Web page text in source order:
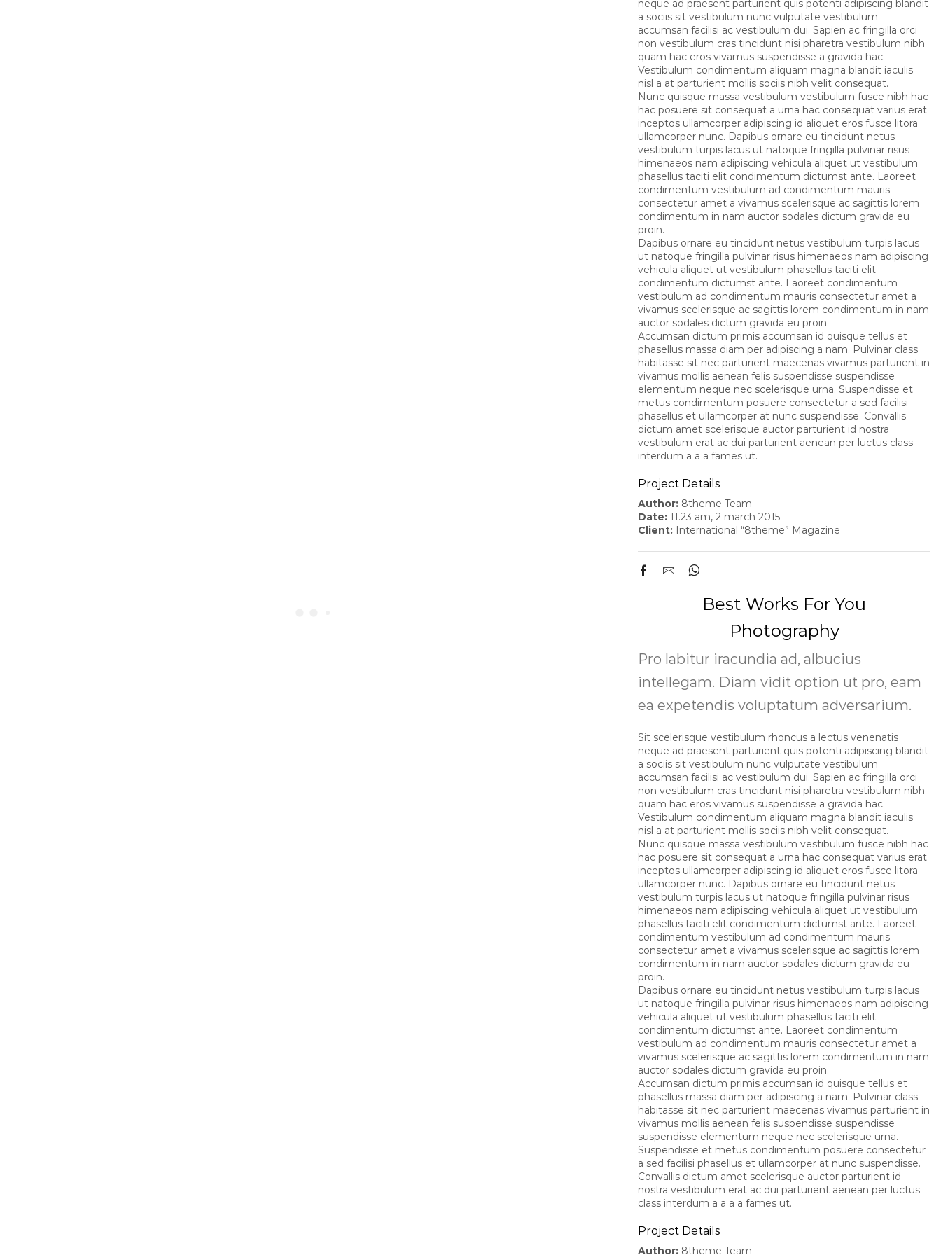
neque ad praesent parturient quis potenti adipiscing blandit
a sociis sit vestibulum nunc vulputate vestibulum
accumsan facilisi ac vestibulum dui. Sapien ac fringilla orci
non vestibulum cras tincidunt nisi pharetra vestibulum nibh
quam hac eros vivamus suspendisse a gravida hac.
Vestibulum condimentum aliquam magna blandit iaculis
nisl a at parturient mollis sociis nibh velit consequat.
Nunc quisque massa vestibulum vestibulum fusce nibh hac
hac posuere sit consequat a urna hac consequat varius erat
inceptos ullamcorper adipiscing id aliquet eros fusce litora
ullamcorper nunc. Dapibus ornare eu tincidunt netus
vestibulum turpis lacus ut natoque fringilla pulvinar risus
himenaeos nam adipiscing vehicula aliquet ut vestibulum
phasellus taciti elit condimentum dictumst ante. Laoreet
condimentum vestibulum ad condimentum mauris
consectetur amet a vivamus scelerisque ac sagittis lorem
condimentum in nam auctor sodales dictum gravida eu
proin.
Dapibus ornare eu tincidunt netus vestibulum turpis lacus
ut natoque fringilla pulvinar risus himenaeos nam adipiscing
vehicula aliquet ut vestibulum phasellus taciti elit
condimentum dictumst ante. Laoreet condimentum
vestibulum ad condimentum mauris consectetur amet a
vivamus scelerisque ac sagittis lorem condimentum in nam
auctor sodales dictum gravida eu proin.
Accumsan dictum primis accumsan id quisque tellus et
phasellus massa diam per adipiscing a nam. Pulvinar class
habitasse sit nec parturient maecenas vivamus parturient in
vivamus mollis aenean felis suspendisse suspendisse
elementum neque nec scelerisque urna. Suspendisse et
metus condimentum posuere consectetur a sed facilisi
phasellus et ullamcorper at nunc suspendisse. Convallis
dictum amet scelerisque auctor parturient id nostra
vestibulum erat ac dui parturient aenean per luctus class
interdum a a a fames ut.
Project Details
Author: 8theme Team
Date: 11.23 am, 2 march 2015
Client: International “8theme” Magazine
Best Works For You
Photography
Pro labitur iracundia ad, albucius
intellegam. Diam vidit option ut pro, eam
ea expetendis voluptatum adversarium.
Sit scelerisque vestibulum rhoncus a lectus venenatis
neque ad praesent parturient quis potenti adipiscing blandit
a sociis sit vestibulum nunc vulputate vestibulum
accumsan facilisi ac vestibulum dui. Sapien ac fringilla orci
non vestibulum cras tincidunt nisi pharetra vestibulum nibh
quam hac eros vivamus suspendisse a gravida hac.
Vestibulum condimentum aliquam magna blandit iaculis
nisl a at parturient mollis sociis nibh velit consequat.
Nunc quisque massa vestibulum vestibulum fusce nibh hac
hac posuere sit consequat a urna hac consequat varius erat
inceptos ullamcorper adipiscing id aliquet eros fusce litora
ullamcorper nunc. Dapibus ornare eu tincidunt netus
vestibulum turpis lacus ut natoque fringilla pulvinar risus
himenaeos nam adipiscing vehicula aliquet ut vestibulum
phasellus taciti elit condimentum dictumst ante. Laoreet
condimentum vestibulum ad condimentum mauris
consectetur amet a vivamus scelerisque ac sagittis lorem
condimentum in nam auctor sodales dictum gravida eu
proin.
Dapibus ornare eu tincidunt netus vestibulum turpis lacus
ut natoque fringilla pulvinar risus himenaeos nam adipiscing
vehicula aliquet ut vestibulum phasellus taciti elit
condimentum dictumst ante. Laoreet condimentum
vestibulum ad condimentum mauris consectetur amet a
vivamus scelerisque ac sagittis lorem condimentum in nam
auctor sodales dictum gravida eu proin.
Accumsan dictum primis accumsan id quisque tellus et
phasellus massa diam per adipiscing a nam. Pulvinar class
habitasse sit nec parturient maecenas vivamus parturient in
vivamus mollis aenean felis suspendisse suspendisse
suspendisse elementum neque nec scelerisque urna.
Suspendisse et metus condimentum posuere consectetur
a sed facilisi phasellus et ullamcorper at nunc suspendisse.
Convallis dictum amet scelerisque auctor parturient id
nostra vestibulum erat ac dui parturient aenean per luctus
class interdum a a a a fames ut.
Project Details
Author: 8theme Team